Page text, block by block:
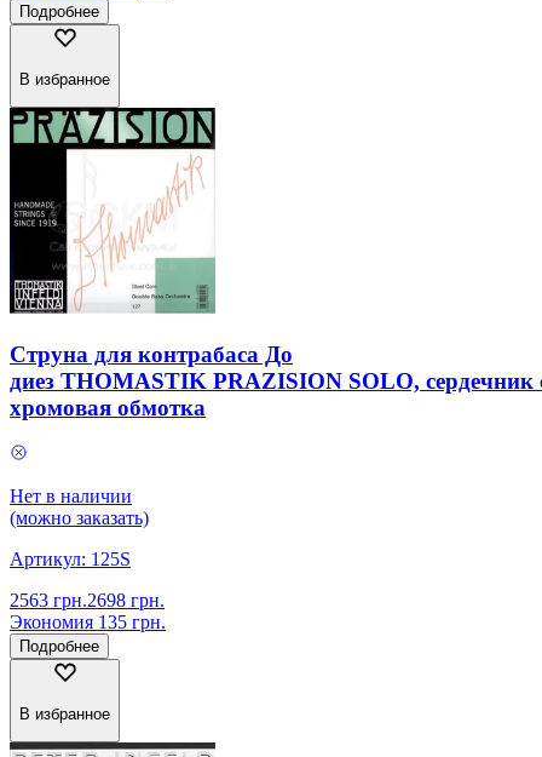
Подробнее
В избранное
Струна для контрабаса До
диез THOMASTIK PRAZISION SOLO, сердечник
хромовая обмотка
Нет в наличии
(можно заказать)
Артикул: 125S
2563 грн.2698 грн.
Экономия 135 грн.
Подробнее
В избранное